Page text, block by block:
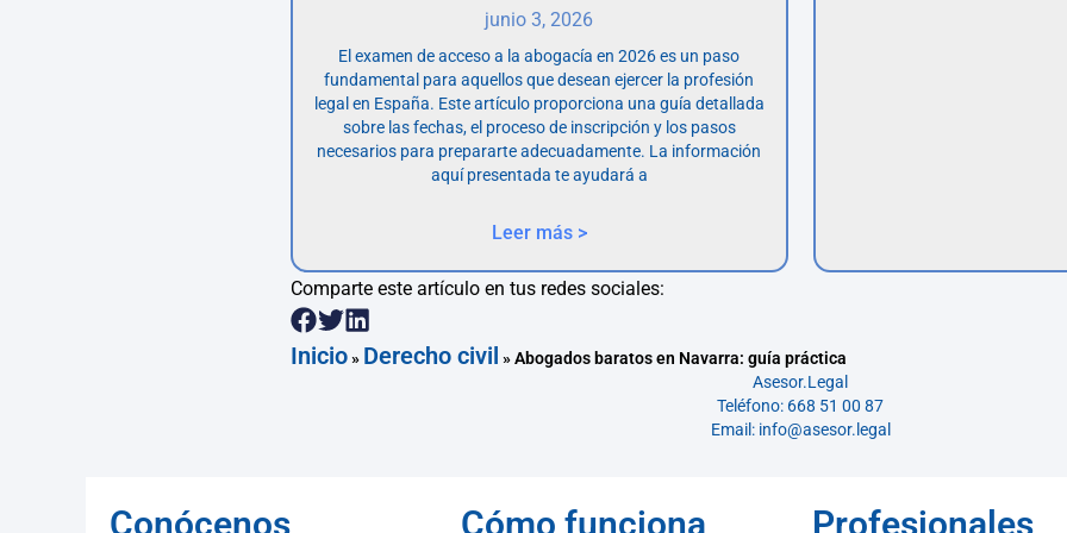
junio 3, 2026
El examen de acceso a la abogacía en 2026 es un paso
fundamental para aquellos que desean ejercer la profesión
legal en España. Este artículo proporciona una guía detallada
sobre las fechas, el proceso de inscripción y los pasos
necesarios para prepararte adecuadamente. La información
aquí presentada te ayudará a
Leer más >
Comparte este artículo en tus redes sociales:
Inicio» Derecho civil »Abogados baratos en Navarra: guía práctica
Asesor.Legal
Teléfono: 668 51 00 87
Email: info@asesor.legal
Conócenos Cómo funciona Profesionales